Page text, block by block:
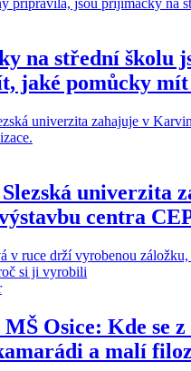
na střední školu
jaké pomůcky mít
univerzita
centra
Osice: Kde se
a malí